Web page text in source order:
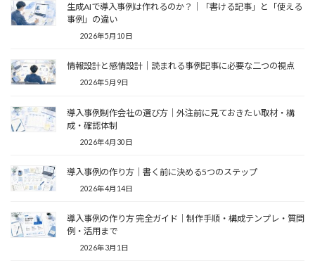
生成AIで導入事例は作れるのか？｜「書ける記事」と「使える
事例」の違い
2026年5月10日
情報設計と感情設計｜読まれる事例記事に必要な二つの視点
2026年5月9日
導入事例制作会社の選び方｜外注前に見ておきたい取材・構
成・確認体制
2026年4月30日
導入事例の作り方｜書く前に決める5つのステップ
2026年4月14日
導入事例の作り方 完全ガイド｜制作手順・構成テンプレ・質問
例・活用まで
2026年3月1日